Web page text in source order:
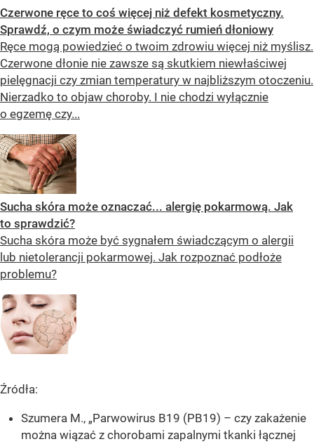
Czerwone ręce to coś więcej niż defekt kosmetyczny.
Sprawdź, o czym może świadczyć rumień dłoniowy
Ręce mogą powiedzieć o twoim zdrowiu więcej niż myślisz.
Czerwone dłonie nie zawsze są skutkiem niewłaściwej
pielęgnacji czy zmian temperatury w najbliższym otoczeniu.
Nierzadko to objaw choroby. I nie chodzi wyłącznie
o egzemę czy...
Sucha skóra może oznaczać... alergię pokarmową. Jak
to sprawdzić?
Sucha skóra może być sygnałem świadczącym o alergii
lub nietolerancji pokarmowej. Jak rozpoznać podłoże
problemu?
Źródła:
Szumera M., „Parwowirus B19 (PB19) – czy zakażenie
można wiązać z chorobami zapalnymi tkanki łącznej